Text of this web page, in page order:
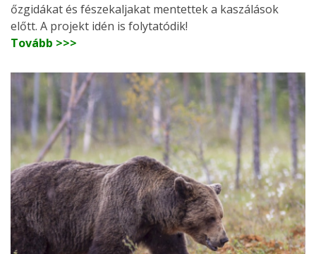
őzgidákat és fészekaljakat mentettek a kaszálások
előtt. A projekt idén is folytatódik!
Tovább >>>